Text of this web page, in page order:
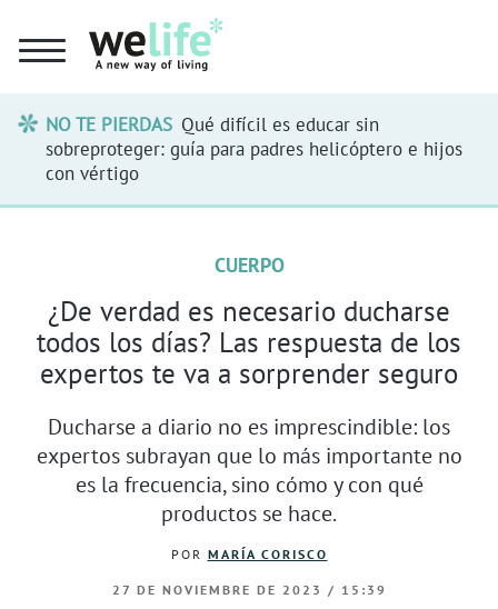
NO TE PIERDAS Qué difícil es educar sin
sobreproteger: guía para padres helicóptero e hijos
con vértigo
CUERPO
¿De verdad es necesario ducharse
todos los días? Las respuesta de los
expertos te va a sorprender seguro
Ducharse a diario no es imprescindible: los
expertos subrayan que lo más importante no
es la frecuencia, sino cómo y con qué
productos se hace.
POR MARÍA CORISCO
27 DE NOVIEMBRE DE 2023 / 15:39